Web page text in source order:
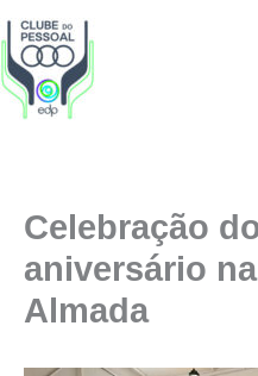
to
content
Celebração
aniversário
Almada